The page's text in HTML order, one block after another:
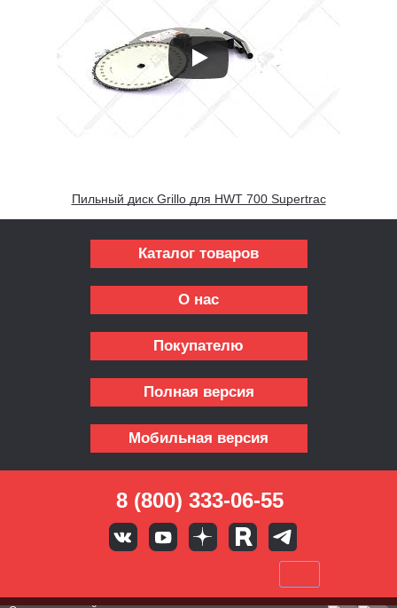
Пильный диск Grillo для HWT 700 Supertrac
Каталог товаров
О нас
Покупателю
Полная версия
Мобильная версия
8 (800) 333-06-55